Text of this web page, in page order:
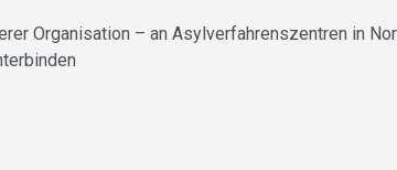
Organisation – an Asylverfahrenszentren in